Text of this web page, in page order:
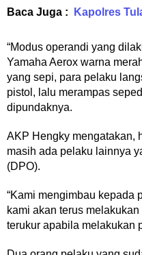
Baca Juga : Kapolres
“Modus operandi yang
Yamaha Aerox warna
yang sepi, para pelaku
pistol, lalu merampas
dipundaknya.
AKP Hengky mengatakan,
masih ada pelaku lainnya
(DPO).
“Kami mengimbau kepada
kami akan terus
terukur apabila melakukan